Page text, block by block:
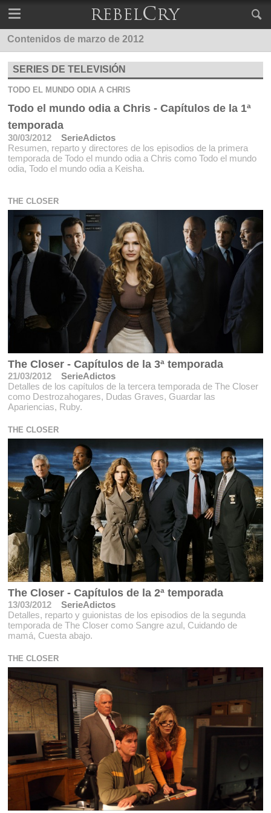
Contenidos de marzo de 2012
SERIES DE TELEVISIÓN
TODO EL MUNDO ODIA A CHRIS
Todo el mundo odia a Chris - Capítulos de la 1ª
temporada
30/03/2012
SerieAdictos
Resumen, reparto y directores de los episodios de la primera
temporada de Todo el mundo odia a Chris como Todo el mundo
odia, Todo el mundo odia a Keisha.
THE CLOSER
The Closer - Capítulos de la 3ª temporada
21/03/2012
SerieAdictos
Detalles de los capítulos de la tercera temporada de The Closer
como Destrozahogares, Dudas Graves, Guardar las
Apariencias, Ruby.
THE CLOSER
The Closer - Capítulos de la 2ª temporada
13/03/2012
SerieAdictos
Detalles, reparto y guionistas de los episodios de la segunda
temporada de The Closer como Sangre azul, Cuidando de
mamá, Cuesta abajo.
THE CLOSER